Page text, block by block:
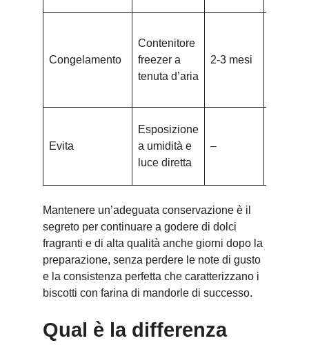
Congelamento
Contenitore
freezer a
tenuta d’aria
2-3 mesi
Evita
Esposizione
a umidità e
luce diretta
–
Mantenere un’adeguata conservazione è il
segreto per continuare a godere di dolci
fragranti e di alta qualità anche giorni dopo la
preparazione, senza perdere le note di gusto
e la consistenza perfetta che caratterizzano i
biscotti con farina di mandorle di successo.
Qual è la differenza